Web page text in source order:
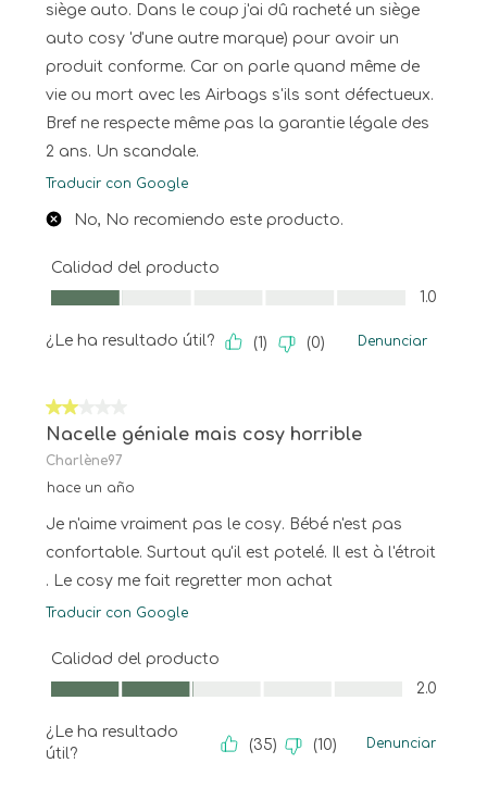
siège auto. Dans le coup j'ai dû racheté un siège
auto cosy 'd'une autre marque) pour avoir un
produit conforme. Car on parle quand même de
vie ou mort avec les Airbags s'ils sont défectueux.
Bref ne respecte même pas la garantie légale des
2 ans. Un scandale.
Traducir con Google
No, No recomiendo este producto.
Calidad del producto
Calidad del producto, 1.0 de 5
1.0
¿Le ha resultado útil? (1) (0) Denunciar
2 de 5 estrellas.
Nacelle géniale mais cosy horrible
Charlène97
hace un año
Je n'aime vraiment pas le cosy. Bébé n'est pas
confortable. Surtout qu'il est potelé. Il est à l'étroit
. Le cosy me fait regretter mon achat
Traducir con Google
Calidad del producto
Calidad del producto, 2.0 de 5
2.0
¿Le ha resultado
útil?
(35) (10) Denunciar